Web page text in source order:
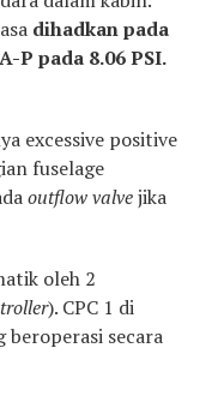
dihadkan pada
P pada 8.06 PSI.
excessive positive
fuselage
outflow valvejika
oleh 2
). CPC 1 di
beroperasi secara